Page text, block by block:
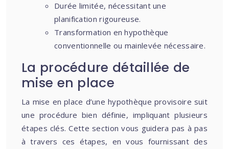
Durée limitée, nécessitant une
planification rigoureuse.
Transformation en hypothèque
conventionnelle ou mainlevée nécessaire.
La procédure détaillée de
mise en place
La mise en place d’une hypothèque provisoire suit
une procédure bien définie, impliquant plusieurs
étapes clés. Cette section vous guidera pas à pas
à travers ces étapes, en vous fournissant des